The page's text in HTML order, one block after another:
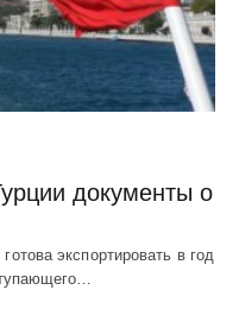
документы о
экспортировать в год